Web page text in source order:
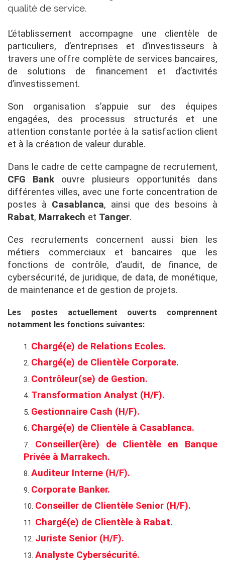
qualité de service.
L’établissement accompagne une clientèle de
particuliers, d’entreprises et d’investisseurs à
travers une offre complète de services bancaires,
de solutions de financement et d’activités
d’investissement.
Son organisation s’appuie sur des équipes
engagées, des processus structurés et une
attention constante portée à la satisfaction client
et à la création de valeur durable.
Dans le cadre de cette campagne de recrutement,
CFG Bank ouvre plusieurs opportunités dans
différentes villes, avec une forte concentration de
postes à Casablanca, ainsi que des besoins à
Rabat, Marrakech et Tanger.
Ces recrutements concernent aussi bien les
métiers commerciaux et bancaires que les
fonctions de contrôle, d’audit, de finance, de
cybersécurité, de juridique, de data, de monétique,
de maintenance et de gestion de projets.
Les postes actuellement ouverts comprennent
notamment les fonctions suivantes:
Chargé(e) de Relations Ecoles.
Chargé(e) de Clientèle Corporate.
Contrôleur(se) de Gestion.
Transformation Analyst (H/F).
Gestionnaire Cash (H/F).
Chargé(e) de Clientèle à Casablanca.
Conseiller(ère) de Clientèle en Banque
Privée à Marrakech.
Auditeur Interne (H/F).
Corporate Banker.
Conseiller de Clientèle Senior (H/F).
Chargé(e) de Clientèle à Rabat.
Juriste Senior (H/F).
Analyste Cybersécurité.